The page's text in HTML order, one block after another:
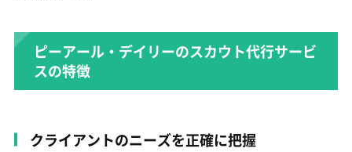
ピーアール・デイリーのスカウト代行サービ
スの特徴
クライアントのニーズを正確に把握